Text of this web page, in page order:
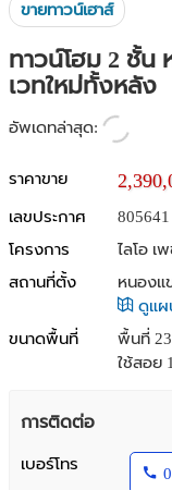
ขายทาวน์เฮาส์
ทาวน์โฮม 2 ชั้น
เวทใหม่ทั้งหลัง
อัพเดทล่าสุด:
ราคาขาย
เลขประกาศ
805641
โครงการ
ไลโอ เ
สถานที่ตั้ง
หนองแ
ดูแผ
ขนาดพื้นที่
พื้นที่
ใช้สอย
การติดต่อ
เบอร์โทร